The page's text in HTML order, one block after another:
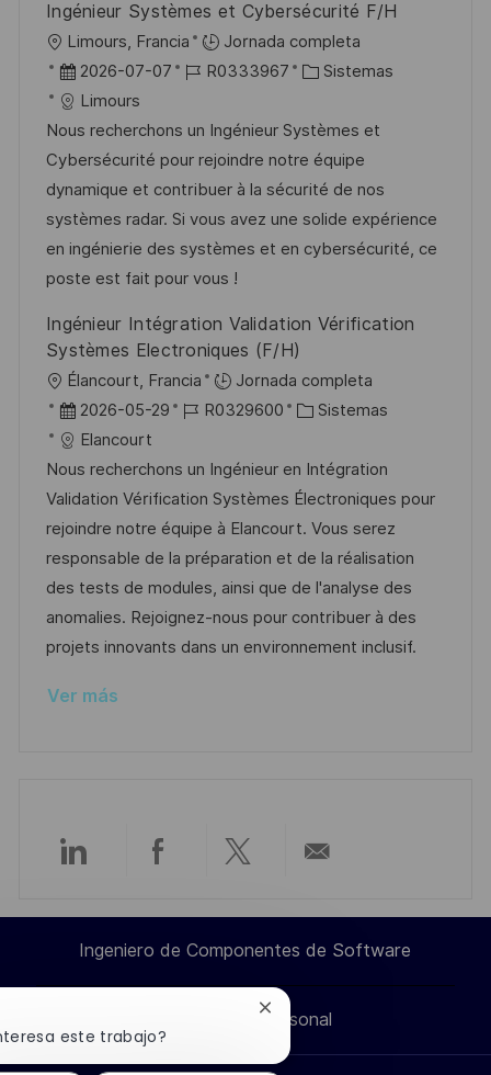
l
i
c
a
c
i
ó
n
Ingénieur Systèmes et Cybersécurité F/H
U
b
c
a
c
i
ó
n
Limours, Francia
Jornada completa
F
e
c
h
a
d
e
p
b
l
c
a
ó
2026-07-07
I
d
e
e
m
p
l
o
R0333967
C
t
e
g
o
r
Sistemas
Limours
Nous recherchons un Ingénieur Systèmes et
Cybersécurité pour rejoindre notre équipe
dynamique et contribuer à la sécurité de nos
systèmes radar. Si vous avez une solide expérience
en ingénierie des systèmes et en cybersécurité, ce
poste est fait pour vous !
Ingénieur Intégration Validation Vérification
Systèmes Electroniques (F/H)
U
b
c
a
c
i
ó
n
Élancourt, Francia
Jornada completa
F
e
c
h
a
d
e
p
u
l
n
2026-05-29
I
d
e
e
m
p
l
e
R0329600
C
t
e
g
o
r
í
a
Sistemas
Elancourt
Nous recherchons un Ingénieur en Intégration
Validation Vérification Systèmes Électroniques pour
rejoindre notre équipe à Elancourt. Vous serez
responsable de la préparation et de la réalisation
des tests de modules, ainsi que de l'analyse des
anomalies. Rejoignez-nous pour contribuer à des
projets innovants dans un environnement inclusif.
Ver más
Compartir
a
través
de
Compartir
a
través
de
Compartir
a
través
por
correo
electrónico
Ingeniero de Componentes de Software
Información personal
este trabajo?
Cerrar
de